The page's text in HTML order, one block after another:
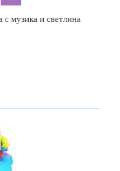
музика и светлина